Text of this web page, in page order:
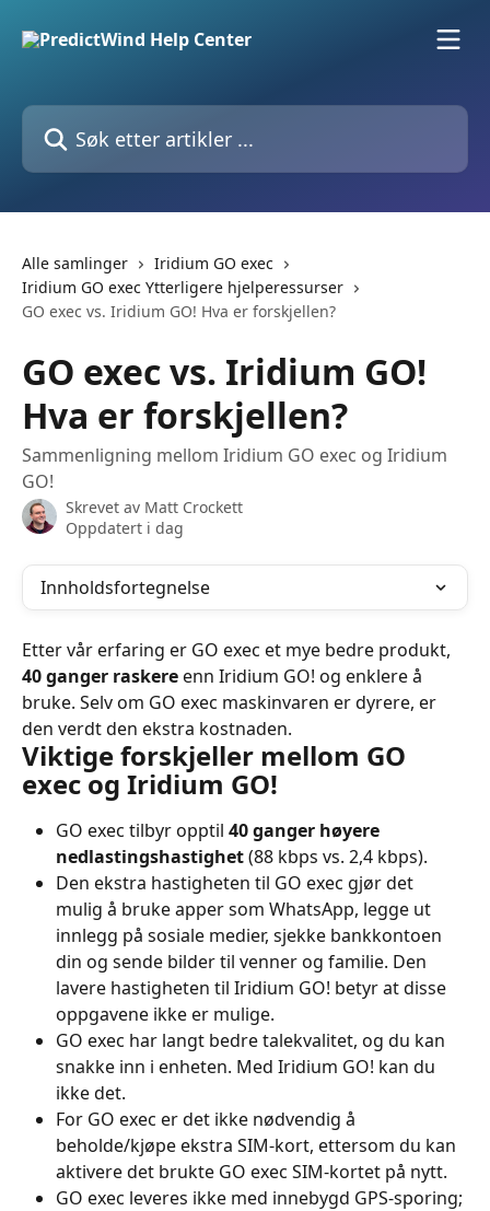
Søk etter artikler ...
Alle samlinger
Iridium GO exec
Iridium GO exec Ytterligere hjelperessurser
GO exec vs. Iridium GO! Hva er forskjellen?
GO exec vs. Iridium GO!
Hva er forskjellen?
Sammenligning mellom Iridium GO exec og Iridium
GO!
Skrevet av Matt Crockett
Oppdatert i dag
Innholdsfortegnelse
Etter vår erfaring er GO exec et mye bedre produkt,
40 ganger raskere enn Iridium GO! og enklere å
bruke. Selv om GO exec maskinvaren er dyrere, er
den verdt den ekstra kostnaden.
Viktige forskjeller mellom GO
exec og Iridium GO!
GO exec tilbyr opptil 40 ganger høyere
nedlastingshastighet (88 kbps vs. 2,4 kbps).
Den ekstra hastigheten til GO exec gjør det
mulig å bruke apper som WhatsApp, legge ut
innlegg på sosiale medier, sjekke bankkontoen
din og sende bilder til venner og familie. Den
lavere hastigheten til Iridium GO! betyr at disse
oppgavene ikke er mulige.
GO exec har langt bedre talekvalitet, og du kan
snakke inn i enheten. Med Iridium GO! kan du
ikke det.
For GO exec er det ikke nødvendig å
beholde/kjøpe ekstra SIM-kort, ettersom du kan
aktivere det brukte GO exec SIM-kortet på nytt.
GO exec leveres ikke med innebygd GPS-sporing;